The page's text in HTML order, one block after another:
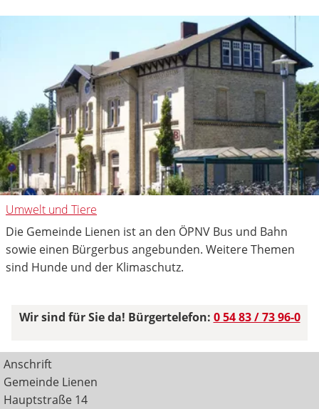
Umwelt und Tiere
Die Gemeinde Lienen ist an den ÖPNV Bus und Bahn
sowie einen Bürgerbus angebunden. Weitere Themen
sind Hunde und der Klimaschutz.
Wir sind für Sie da! Bürgertelefon: 0 54 83 / 73 96-0
Anschrift
Gemeinde Lienen
Hauptstraße 14